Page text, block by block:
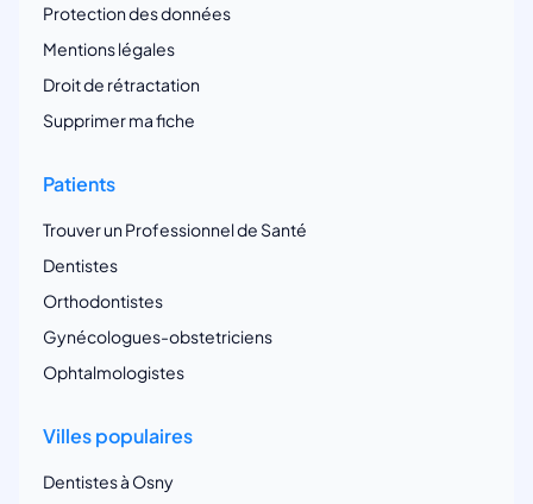
Protection des données
Mentions légales
Droit de rétractation
Supprimer ma fiche
Patients
Trouver un Professionnel de Santé
Dentistes
Orthodontistes
Gynécologues-obstetriciens
Ophtalmologistes
Villes populaires
Dentistes à Osny